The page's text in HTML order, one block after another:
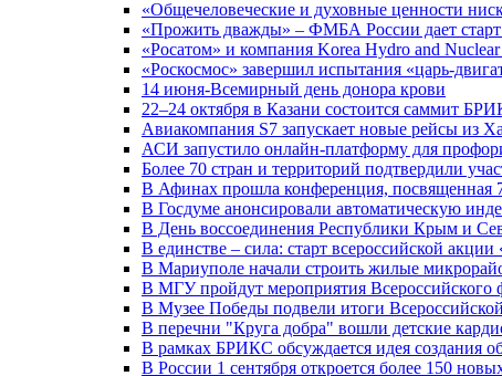
«Общечеловеческие и духовные ценности
«Прожить дважды» – ФМБА России дает
«Росатом» и компания Korea Hydro and
«Роскосмос» завершил испытания «царь-
14 июня-Всемирный день донора крови
22–24 октября в Казани состоится саммит
Авиакомпания S7 запускает новые рейсы из
АСИ запустило онлайн-платформу для
Более 70 стран и территорий подтвердили
В Афинах прошла конференция,
В Госдуме анонсировали автоматическую
В День воссоединения Республики Крым и
В единстве – сила: старт всероссийской
В Мариуполе начали строить жилые
В МГУ пройдут мероприятия
В Музее Победы подвели итоги
В перечни "Круга добра" вошли детские
В рамках БРИКС обсуждается идея создания
В России 1 сентября откроется более 150